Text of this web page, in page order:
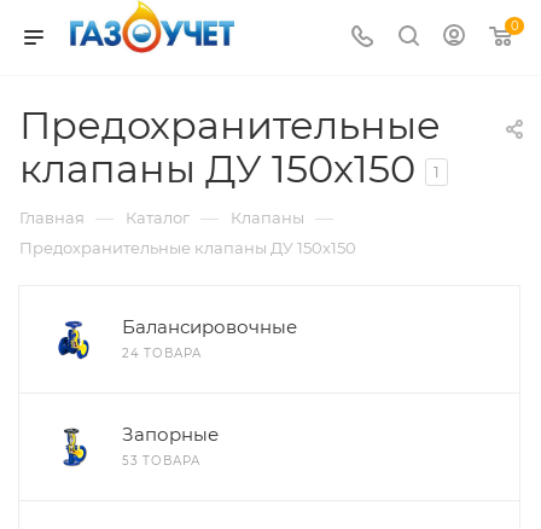
0
Предохранительные
клапаны ДУ 150х150
1
Главная — Каталог — Клапаны —
Предохранительные клапаны ДУ 150х150
Балансировочные
24 ТОВАРА
Запорные
53 ТОВАРА